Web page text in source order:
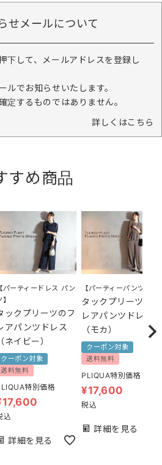
せメールについて
下して、メールアドレスを登録し
ルでお知らせいたします。
定するものではありません。
詳しくはこちら
すめ商品
【パーティードレス パン
ックプリーツのフ
アパンツドレス
（ネイビー）
クーポン対象
送料無料
特別価格
17,600
込
詳細を見る
【パーティーパンツ】
タックプリーツのフ
レアパンツドレス
（モカ）
クーポン対象
送料無料
PLIQUA特別価格
¥17,600
税込
詳細を見る